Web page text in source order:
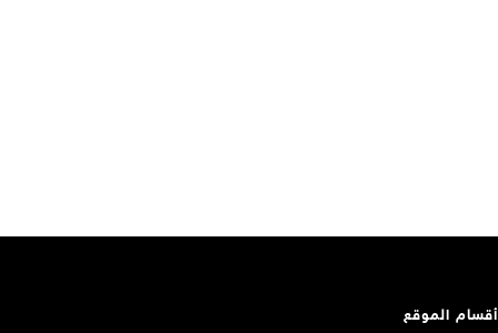
أقسام الموقع